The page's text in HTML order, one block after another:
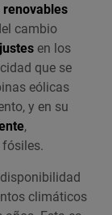
cambio
en los
que se
eólicas
y en su
,
climáticos